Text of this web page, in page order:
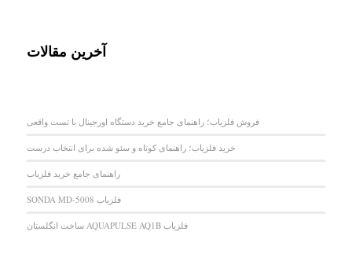
آخرین مقالات
فروش فلزیاب؛ راهنمای جامع خرید دستگاه اورجینال با تست واقعی
خرید فلزیاب؛ راهنمای کوتاه و سئو شده برای انتخاب درست
راهنمای جامع خرید فلزیاب
فلزیاب SONDA MD-5008
فلزیاب AQUAPULSE AQ1B ساخت انگلستان